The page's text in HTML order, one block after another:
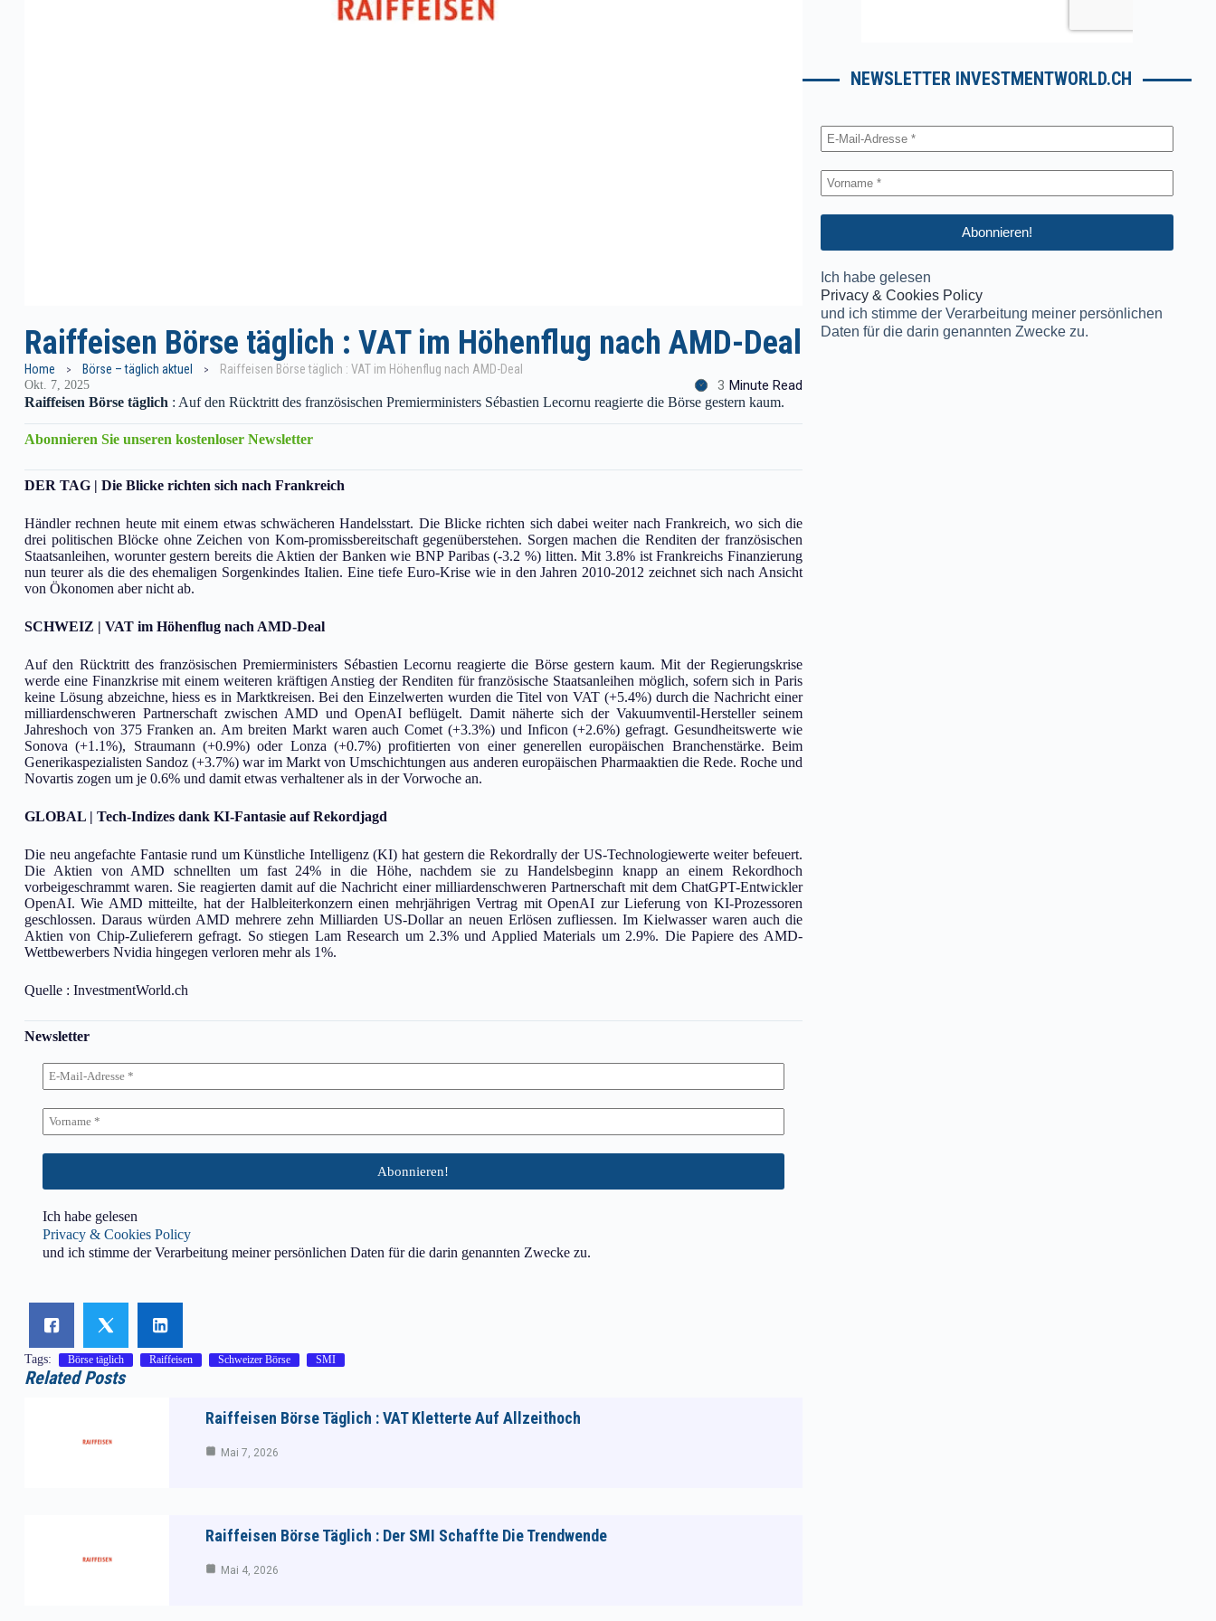
Raiffeisen Börse täglich : VAT im Höhenflug nach AMD-Deal
Home Börse – täglich aktuel Raiffeisen Börse täglich : VAT im Höhenflug nach AMD-Deal
Okt. 7, 2025 3 Minute Read
Raiffeisen Börse täglich : Auf den Rücktritt des französischen Premierministers Sébastien Lecornu reagierte die Börse gestern kaum.
Abonnieren Sie unseren kostenloser Newsletter
DER TAG | Die Blicke richten sich nach Frankreich
Händler rechnen heute mit einem etwas schwächeren Handelsstart. Die Blicke richten sich dabei weiter nach Frankreich, wo sich die
drei politischen Blöcke ohne Zeichen von Kom-promissbereitschaft gegenüberstehen. Sorgen machen die Renditen der französischen
Staatsanleihen, worunter gestern bereits die Aktien der Banken wie BNP Paribas (-3.2 %) litten. Mit 3.8% ist Frankreichs Finanzierung
nun teurer als die des ehemaligen Sorgenkindes Italien. Eine tiefe Euro-Krise wie in den Jahren 2010-2012 zeichnet sich nach Ansicht
von Ökonomen aber nicht ab.
SCHWEIZ | VAT im Höhenflug nach AMD-Deal
Auf den Rücktritt des französischen Premierministers Sébastien Lecornu reagierte die Börse gestern kaum. Mit der Regierungskrise
werde eine Finanzkrise mit einem weiteren kräftigen Anstieg der Renditen für französische Staatsanleihen möglich, sofern sich in Paris
keine Lösung abzeichne, hiess es in Marktkreisen. Bei den Einzelwerten wurden die Titel von VAT (+5.4%) durch die Nachricht einer
milliardenschweren Partnerschaft zwischen AMD und OpenAI beflügelt. Damit näherte sich der Vakuumventil-Hersteller seinem
Jahreshoch von 375 Franken an. Am breiten Markt waren auch Comet (+3.3%) und Inficon (+2.6%) gefragt. Gesundheitswerte wie
Sonova (+1.1%), Straumann (+0.9%) oder Lonza (+0.7%) profitierten von einer generellen europäischen Branchenstärke. Beim
Generikaspezialisten Sandoz (+3.7%) war im Markt von Umschichtungen aus anderen europäischen Pharmaaktien die Rede. Roche und
Novartis zogen um je 0.6% und damit etwas verhaltener als in der Vorwoche an.
GLOBAL | Tech-Indizes dank KI-Fantasie auf Rekordjagd
Die neu angefachte Fantasie rund um Künstliche Intelligenz (KI) hat gestern die Rekordrally der US-Technologiewerte weiter befeuert.
Die Aktien von AMD schnellten um fast 24% in die Höhe, nachdem sie zu Handelsbeginn knapp an einem Rekordhoch
vorbeigeschrammt waren. Sie reagierten damit auf die Nachricht einer milliardenschweren Partnerschaft mit dem ChatGPT-Entwickler
OpenAI. Wie AMD mitteilte, hat der Halbleiterkonzern einen mehrjährigen Vertrag mit OpenAI zur Lieferung von KI-Prozessoren
geschlossen. Daraus würden AMD mehrere zehn Milliarden US-Dollar an neuen Erlösen zufliessen. Im Kielwasser waren auch die
Aktien von Chip-Zulieferern gefragt. So stiegen Lam Research um 2.3% und Applied Materials um 2.9%. Die Papiere des AMD-
Wettbewerbers Nvidia hingegen verloren mehr als 1%.
Quelle : InvestmentWorld.ch
Newsletter
Ich habe gelesen
Privacy & Cookies Policy
und ich stimme der Verarbeitung meiner persönlichen Daten für die darin genannten Zwecke zu.
Tags: Börse täglich Raiffeisen Schweizer Börse SMI
Related Posts
Raiffeisen Börse Täglich : VAT Kletterte Auf Allzeithoch
Mai 7, 2026
Raiffeisen Börse Täglich : Der SMI Schaffte Die Trendwende
Mai 4, 2026
NEWSLETTER INVESTMENTWORLD.CH
Ich habe gelesen
Privacy & Cookies Policy
und ich stimme der Verarbeitung meiner persönlichen
Daten für die darin genannten Zwecke zu.